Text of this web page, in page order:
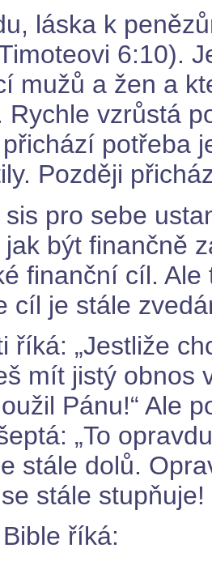
láska k
6:10).
mužů a žen a
Rychle vzrůstá
potřeba
Později
sis pro sebe
jak být finančně
finanční cíl.
cíl je stále
říká: „Jestliže
mít jistý obnos
Pánu!“ Ale
„To
stále dolů.
stále stupňuje!
říká: